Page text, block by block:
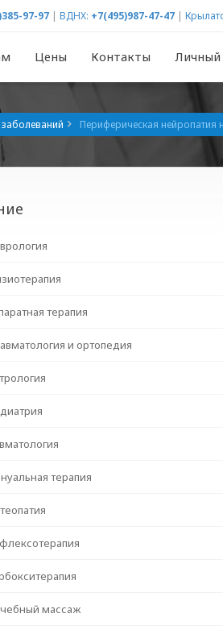
97-97 | ВДНХ: +7(495)987-47-47 |
Цены Контакты Личный
Периферическая нейропатия
терапия
и ортопедия
терапия
массаж